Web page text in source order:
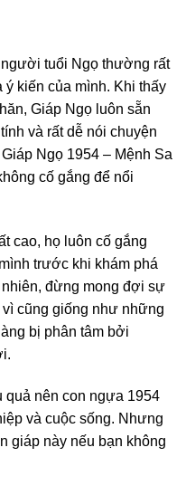
người tuổi Ngọ thường rất
kiến ​​của mình. Khi thấy
Giáp Ngọ luôn sẵn
và rất dễ nói chuyện
Ngọ 1954 – Mệnh Sa
cố gắng để nổi
cao, họ luôn cố gắng
trước khi khám phá
đừng mong đợi sự
cũng giống như những
bị phân tâm bởi
quả nên con ngựa 1954
và cuộc sống. Nhưng
giáp này nếu bạn không